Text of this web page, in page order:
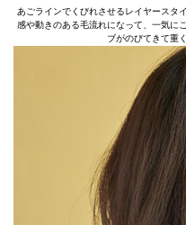
あごラインでくびれさせるレイヤースタ
感や動きのある毛流れになって、一気に
ブがのびてきて重